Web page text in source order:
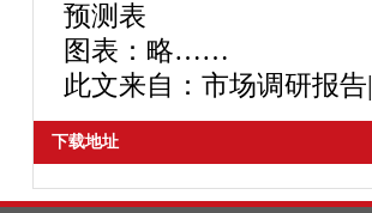
预测表
图表：略……
此文来自：市场调研报告|
下载地址